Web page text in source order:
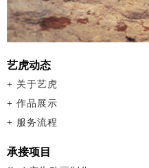
艺虎动态
+ 关于艺虎
+ 作品展示
+ 服务流程
承接项目